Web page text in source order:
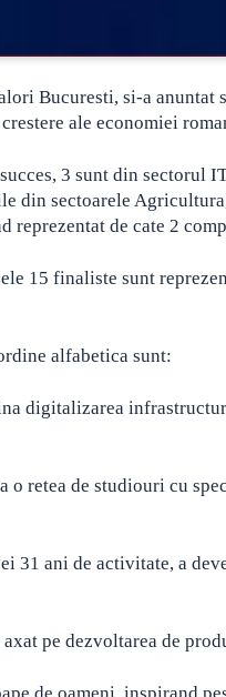
Bucuresti, si-a
ale economiei
3 sunt din sectorul
din sectoarele
reprezentat de cate 2
15 finaliste sunt
alfabetica sunt:
digitalizarea
o retea de studiouri cu
31 ani de activitate, a
pe dezvoltarea de
de oameni, inspirand